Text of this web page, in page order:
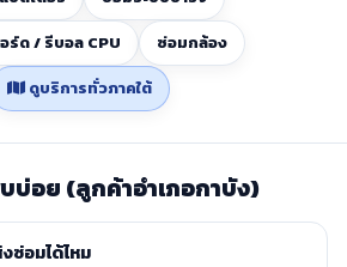
ร์ด / รีบอล CPU
ซ่อมกล้อง
ดูบริการทั่วภาคใต้
บ่อย (ลูกค้าอำเภอกาบัง)
ซ่อมได้ไหม